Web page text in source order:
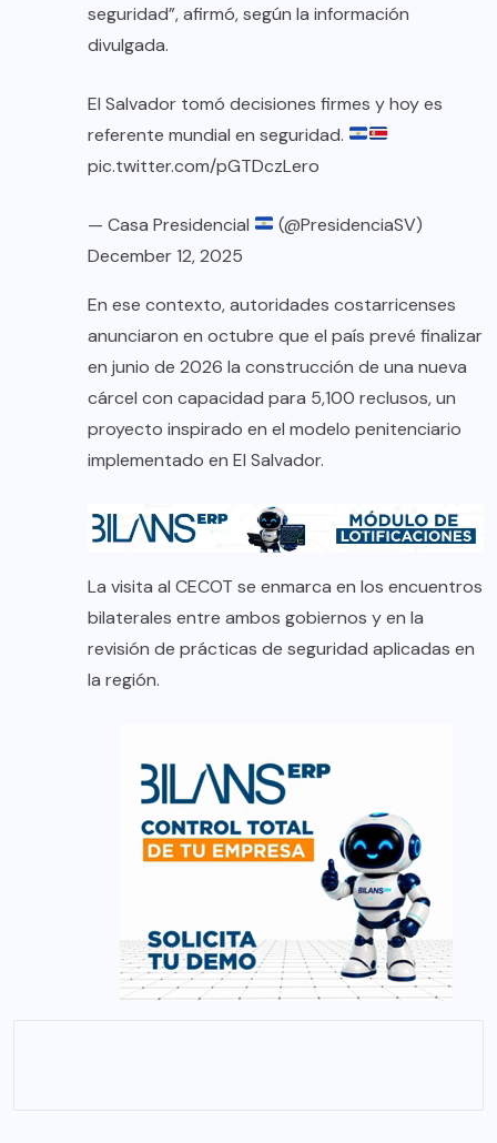
seguridad”, afirmó, según la información
divulgada.
El Salvador tomó decisiones firmes y hoy es
referente mundial en seguridad.
pic.twitter.com/pGTDczLero
— Casa Presidencial
(@PresidenciaSV)
December 12, 2025
En ese contexto, autoridades costarricenses
anunciaron en octubre que el país prevé finalizar
en junio de 2026 la construcción de una nueva
cárcel con capacidad para 5,100 reclusos, un
proyecto inspirado en el modelo penitenciario
implementado en El Salvador.
La visita al CECOT se enmarca en los encuentros
bilaterales entre ambos gobiernos y en la
revisión de prácticas de seguridad aplicadas en
la región.